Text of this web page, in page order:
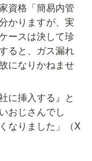
資格「簡易内管
かりますが、実
ースは決して珍
ると、ガス漏れ
になりかねませ
に挿入する』と
おじさんでし
なりました」（X